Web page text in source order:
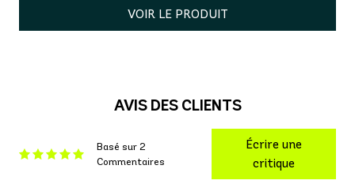
VOIR LE PRODUIT
AVIS DES CLIENTS
Basé sur 2
Commentaires
Écrire une
critique